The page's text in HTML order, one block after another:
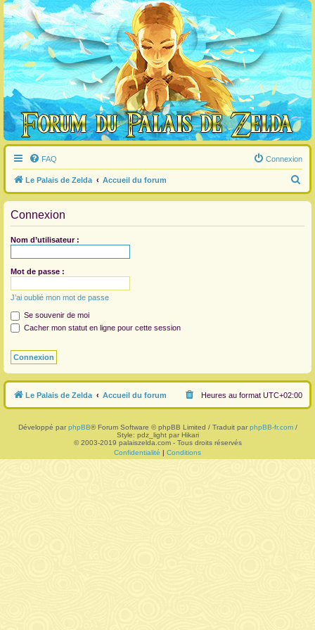
FAQ Connexion
Le Palais de Zelda Accueil du forum
e
Connexion
Nom d’utilisateur :
Mot de passe :
J’ai oublié mon mot de passe
Se souvenir de moi
Cacher mon statut en ligne pour cette session
Le Palais de Zelda Accueil du forum Heures au format UTC+02:00
Développé par phpBB® Forum Software © phpBB Limited / Traduit par phpBB-fr.com/
Style: pdz_light par Hikari
© 2003-2019 palaiszelda.com - Tous droits réservés
Confidentialité | Conditions